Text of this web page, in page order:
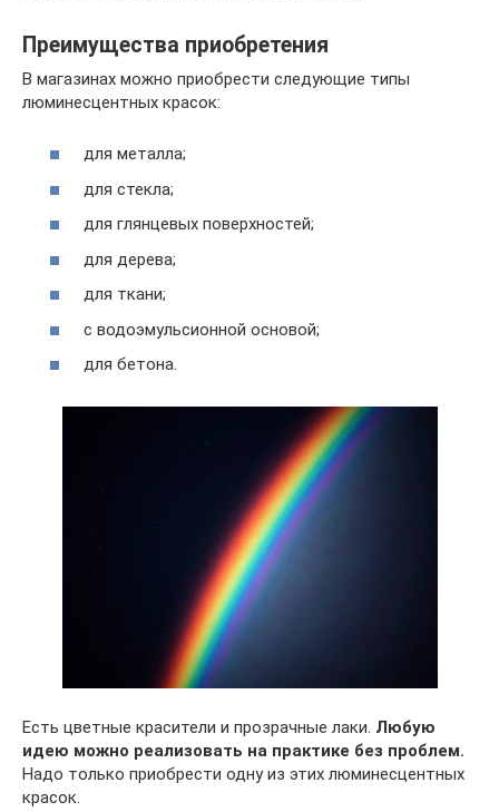
Преимущества приобретения
В магазинах можно приобрести следующие типы
люминесцентных красок:
для металла;
для стекла;
для глянцевых поверхностей;
для дерева;
для ткани;
с водоэмульсионной основой;
для бетона.
Есть цветные красители и прозрачные лаки. Любую
идею можно реализовать на практике без проблем.
Надо только приобрести одну из этих люминесцентных
красок.